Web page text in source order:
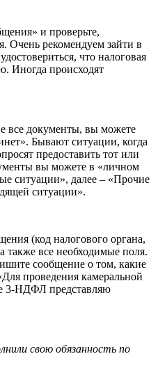
и проверьте,
Очень рекомендуем зайти в
что налоговая
Иногда происходят
все документы, вы можете
Бывают ситуации, когда
предоставить тот или
вы можете в «личном
ситуации», далее – «Прочие
ситуации».
(код налогового органа,
также все необходимые поля.
сообщение о том, какие
проведения камеральной
3-НДФЛ представляю
свою обязанность по